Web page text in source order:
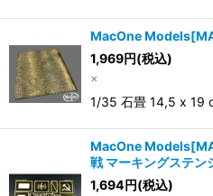
MacOne
1,969円(税込)
×
1/35 石畳 14,5 x 19
MacOne
戦 マーキングステン
1,694円(税込)